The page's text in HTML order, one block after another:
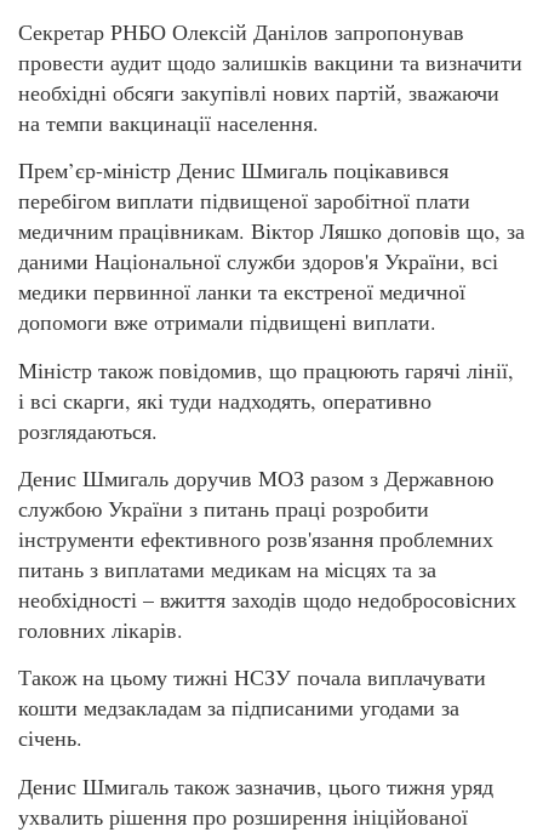
Секретар РНБО Олексій Данілов запропонував
провести аудит щодо залишків вакцини та визначити
необхідні обсяги закупівлі нових партій, зважаючи
на темпи вакцинації населення.
Прем’єр-міністр Денис Шмигаль поцікавився
перебігом виплати підвищеної заробітної плати
медичним працівникам. Віктор Ляшко доповів що, за
даними Національної служби здоров'я України, всі
медики первинної ланки та екстреної медичної
допомоги вже отримали підвищені виплати.
Міністр також повідомив, що працюють гарячі лінії,
і всі скарги, які туди надходять, оперативно
розглядаються.
Денис Шмигаль доручив МОЗ разом з Державною
службою України з питань праці розробити
інструменти ефективного розв'язання проблемних
питань з виплатами медикам на місцях та за
необхідності – вжиття заходів щодо недобросовісних
головних лікарів.
Також на цьому тижні НСЗУ почала виплачувати
кошти медзакладам за підписаними угодами за
січень.
Денис Шмигаль також зазначив, цього тижня уряд
ухвалить рішення про розширення ініційованої